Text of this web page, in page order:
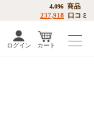
4,096 商品
237,918 口コミ
ログイン カート